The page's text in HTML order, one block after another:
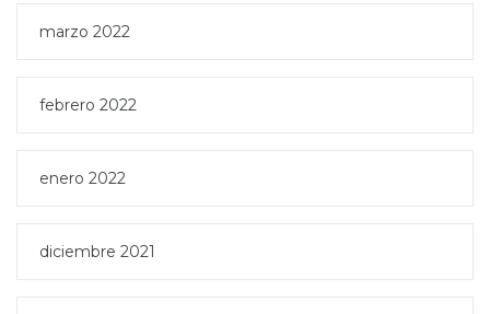
marzo 2022
febrero 2022
enero 2022
diciembre 2021